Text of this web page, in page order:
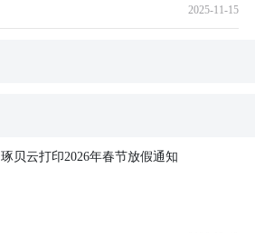
2025-11-15
琢贝云打印2026年春节放假通知